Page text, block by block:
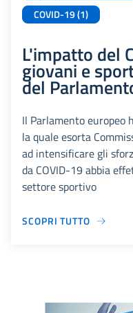
COVID-19 (1)
L'impatto del
giovani e
del
Il Parlamento europeo
la quale esorta
ad intensificare gli
da COVID-19 abbia
settore sportivo
SCOPRI TUTTO